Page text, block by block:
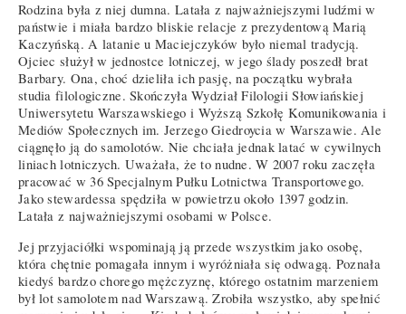
Rodzina była z niej dumna. Latała z najważniejszymi ludźmi w
państwie i miała bardzo bliskie relacje z prezydentową Marią
Kaczyńską. A latanie u Maciejczyków było niemal tradycją.
Ojciec służył w jednostce lotniczej, w jego ślady poszedł brat
Barbary. Ona, choć dzieliła ich pasję, na początku wybrała
studia filologiczne. Skończyła Wydział Filologii Słowiańskiej
Uniwersytetu Warszawskiego i Wyższą Szkołę Komunikowania i
Mediów Społecznych im. Jerzego Giedroycia w Warszawie. Ale
ciągnęło ją do samolotów. Nie chciała jednak latać w cywilnych
liniach lotniczych. Uważała, że to nudne. W 2007 roku zaczęła
pracować w 36 Specjalnym Pułku Lotnictwa Transportowego.
Jako stewardessa spędziła w powietrzu około 1397 godzin.
Latała z najważniejszymi osobami w Polsce.
Jej przyjaciółki wspominają ją przede wszystkim jako osobę,
która chętnie pomagała innym i wyróżniała się odwagą. Poznała
kiedyś bardzo chorego mężczyznę, którego ostatnim marzeniem
był lot samolotem nad Warszawą. Zrobiła wszystko, aby spełnić